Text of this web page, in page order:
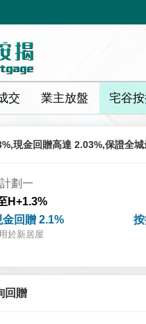
交 業主放盤 宅谷
現金回贈高達 2.03%,保證全城
計劃一
H+1.3%
回贈 2.1%
於新居屋
回贈